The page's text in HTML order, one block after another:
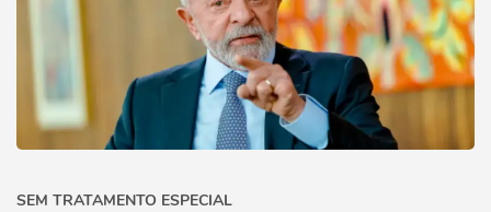
SEM TRATAMENTO ESPECIAL